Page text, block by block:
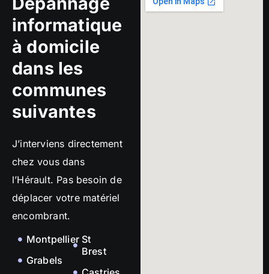
informatique
à domicile
dans les
communes
suivantes
J’interviens directement
chez vous dans
l’Hérault. Pas besoin de
déplacer votre matériel
encombrant.
Montpellier
Grabels
St
Brest